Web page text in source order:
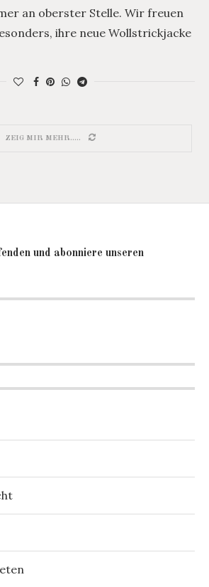
an oberster Stelle. Wir freuen
ihre neue Wollstrickjacke
ZEIG MIR MEHR.....
und abonniere unseren